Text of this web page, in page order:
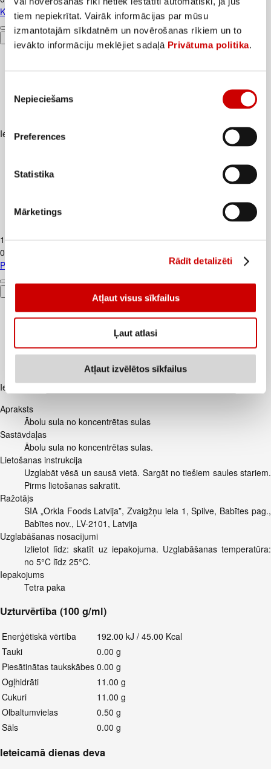
tiem nepiekrītat. Vairāk informācijas par mūsu
izmantotajām sīkdatnēm un novērošanas rīkiem un to
ievākto informāciju meklējiet sadaļā Privātuma politika.
izvēle
Nepieciešams
Preferences
Statistika
Mārketings
Rādīt detalizēti
Atļaut visus sīkfailus
Ļaut atlasi
Atļaut izvēlētos sīkfailus
Kartupeļi JAUNIE dzeltenie fas. kg
Iesakām ar
1
0,91€/l
Piens TERE 2,5% 1,5L
Iesakām ar
Apraksts
Ābolu sula no koncentrētas sulas
Sastāvdaļas
Ābolu sula no koncentrētas sulas.
Lietošanas instrukcija
Uzglabāt vēsā un sausā vietā. Sargāt no tiešiem saules stariem.
Pirms lietošanas sakratīt.
Ražotājs
SIA „Orkla Foods Latvija”, Zvaigžņu iela 1, Spilve, Babītes pag.,
Babītes nov., LV-2101, Latvija
Uzglabāšanas nosacījumi
Izlietot līdz: skatīt uz iepakojuma. Uzglabāšanas temperatūra:
no 5°C līdz 25°C.
Iepakojums
Tetra paka
Uzturvērtība (100 g/ml)
Enerģētiskā vērtība
192.00 kJ / 45.00 Kcal
Tauki
0.00 g
Piesātinātas taukskābes 0.00 g
Ogļhidrāti
11.00 g
Cukuri
11.00 g
Olbaltumvielas
0.50 g
Sāls
0.00 g
Ieteicamā dienas deva